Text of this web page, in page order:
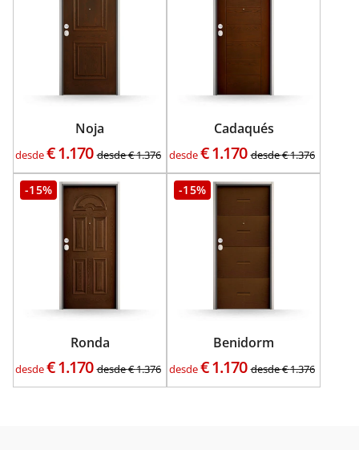
Noja
desde€1.170 desde€1.376
Cadaqués
desde€1.170 desde€1.376
-15%
Ronda
desde€1.170 desde€1.376
-15%
Benidorm
desde€1.170 desde€1.376